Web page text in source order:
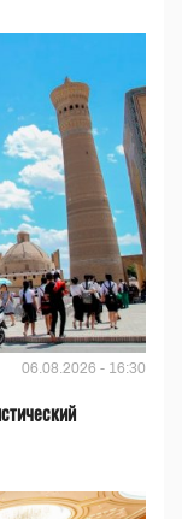
06.08.2026 - 16:30